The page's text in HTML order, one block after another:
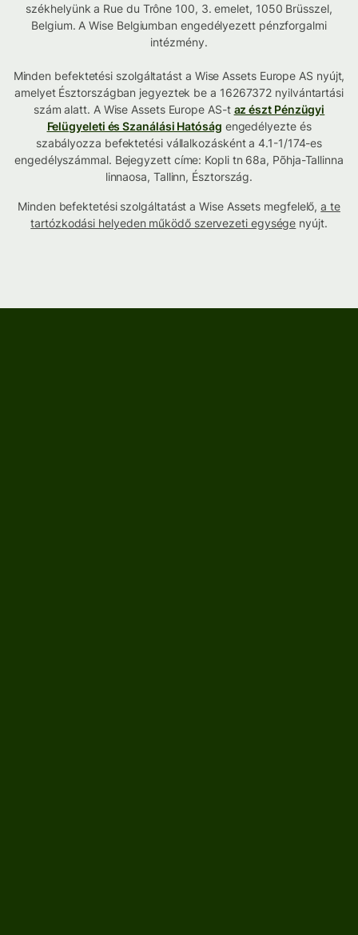
székhelyünk a Rue du Trône 100, 3. emelet, 1050 Brüsszel,
Belgium. A Wise Belgiumban engedélyezett pénzforgalmi
intézmény.
Minden befektetési szolgáltatást a Wise Assets Europe AS nyújt,
amelyet Észtországban jegyeztek be a 16267372 nyilvántartási
szám alatt. A Wise Assets Europe AS-t az észt Pénzügyi
Felügyeleti és Szanálási Hatóság engedélyezte és
szabályozza befektetési vállalkozásként a 4.1-1/174-es
engedélyszámmal. Bejegyzett címe: Kopli tn 68a, Põhja-Tallinna
linnaosa, Tallinn, Észtország.
Minden befektetési szolgáltatást a Wise Assets megfelelő,a te
tartózkodási helyeden működő szervezeti egysége nyújt.